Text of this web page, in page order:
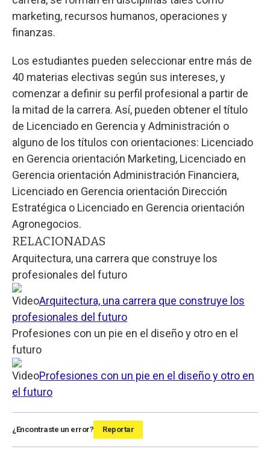
marketing, recursos humanos, operaciones y
finanzas.
Los estudiantes pueden seleccionar entre más de
40 materias electivas según sus intereses, y
comenzar a definir su perfil profesional a partir de
la mitad de la carrera. Así, pueden obtener el título
de Licenciado en Gerencia y Administración o
alguno de los títulos con orientaciones: Licenciado
en Gerencia orientación Marketing, Licenciado en
Gerencia orientación Administración Financiera,
Licenciado en Gerencia orientación Dirección
Estratégica o Licenciado en Gerencia orientación
Agronegocios.
RELACIONADAS
Arquitectura, una carrera que construye los
profesionales del futuro
VideoArquitectura, una carrera que construye los
profesionales del futuro
Profesiones con un pie en el diseño y otro en el
futuro
VideoProfesiones con un pie en el diseño y otro en
el futuro
¿Encontraste un error? Reportar